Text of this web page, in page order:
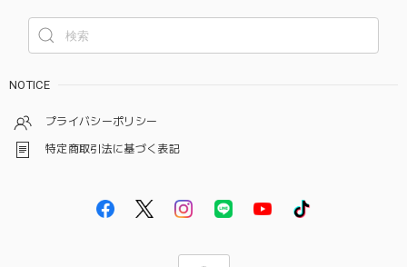
NOTICE
プライバシーポリシー
特定商取引法に基づく表記